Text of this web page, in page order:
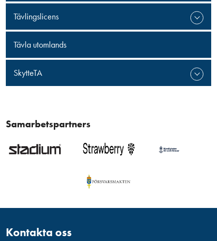
Tävlingslicens
Tävla utomlands
SkytteTA
Samarbetspartners
Kontakta oss